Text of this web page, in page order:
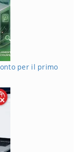
per il primo